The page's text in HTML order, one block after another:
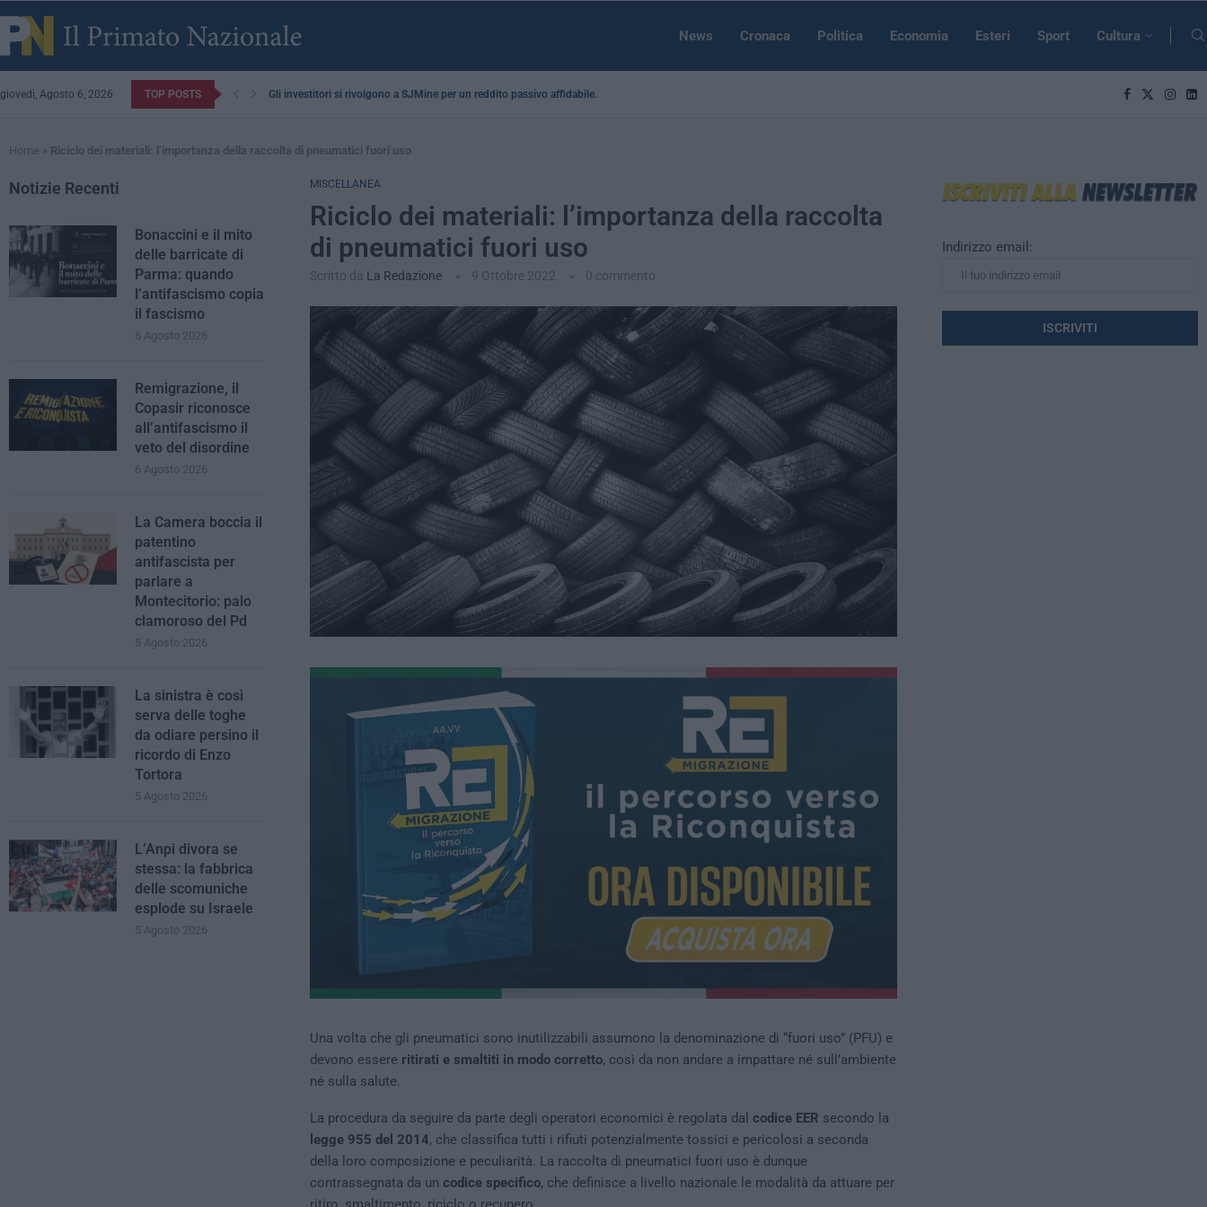
News Cronaca Politica Economia Esteri Sport Cultura
giovedì, Agosto 6, 2026 TOP POSTS Gli investitori si rivolgono a SJMine per un reddito passivo affidabile...
Home » Riciclo dei materiali: l’importanza della raccolta di pneumatici fuori uso
MISCELLANEA
Riciclo dei materiali: l’importanza della raccolta
di pneumatici fuori uso
Scritto da La Redazione 9 Ottobre 2022 0 commento
Una volta che gli pneumatici sono inutilizzabili assumono la denominazione di “fuori uso” (PFU) e
devono essere ritirati e smaltiti in modo corretto, così da non andare a impattare né sull’ambiente
né sulla salute.
La procedura da seguire da parte degli operatori economici è regolata dal codice EER secondo la
legge 955 del 2014, che classifica tutti i rifiuti potenzialmente tossici e pericolosi a seconda
della loro composizione e peculiarità. La raccolta di pneumatici fuori uso è dunque
contrassegnata da un codice specifico, che definisce a livello nazionale le modalità da attuare per
Indirizzo email:
Notizie Recenti
Bonaccini e il mito
delle barricate di
Parma: quando
l’antifascismo copia
il fascismo
6 Agosto 2026
Remigrazione, il
Copasir riconosce
all’antifascismo il
veto del disordine
6 Agosto 2026
La Camera boccia il
patentino
antifascista per
parlare a
Montecitorio: palo
clamoroso del Pd
5 Agosto 2026
La sinistra è così
serva delle toghe
da odiare persino il
ricordo di Enzo
Tortora
5 Agosto 2026
L’Anpi divora se
stessa: la fabbrica
delle scomuniche
esplode su Israele
5 Agosto 2026